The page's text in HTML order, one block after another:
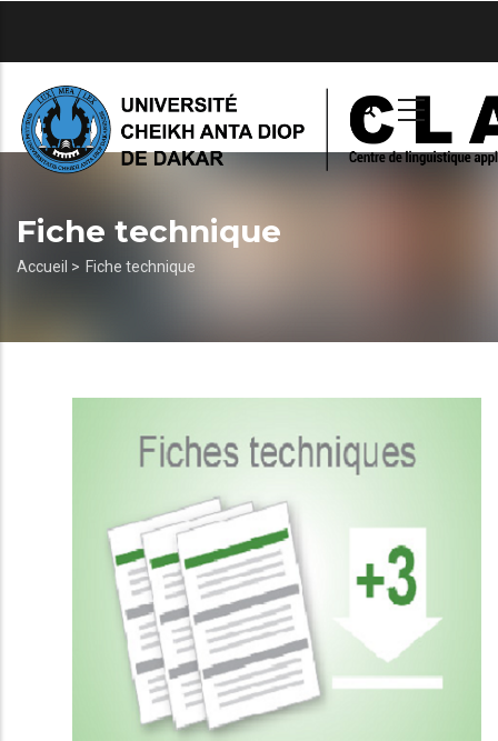
principal
Fiche technique
Fil
Accueil > Fiche technique